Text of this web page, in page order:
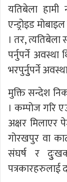
यतिबेला हामी
एन्ड्रोइड
। तर,
पर्नुपर्ने
भरपुर्नुुपर्ने
मुक्ति सन्देश
। कम्पोज गरि
अक्षर मिलाएर
गोरखपुर वा
संघर्ष र
पत्रकारहरुलाई